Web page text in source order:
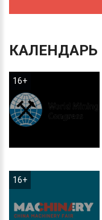
КАЛЕНДАРЬ
16+
16+